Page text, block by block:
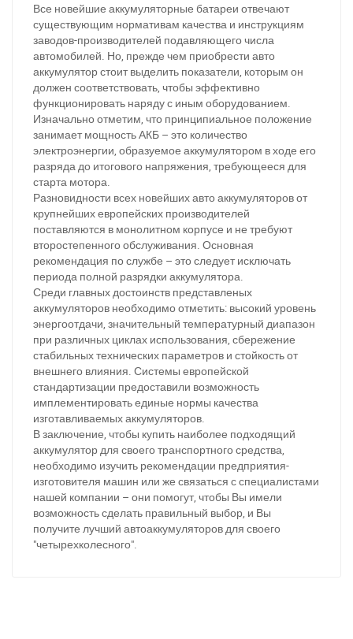
Все новейшие аккумуляторные батареи отвечают
существующим нормативам качества и инструкциям
заводов-производителей подавляющего числа
автомобилей. Но, прежде чем приобрести авто
аккумулятор стоит выделить показатели, которым он
должен соответствовать, чтобы эффективно
функционировать наряду с иным оборудованием.
Изначально отметим, что принципиальное положение
занимает мощность АКБ – это количество
электроэнергии, образуемое аккумулятором в ходе его
разряда до итогового напряжения, требующееся для
старта мотора.
Разновидности всех новейших авто аккумуляторов от
крупнейших европейских производителей
поставляются в монолитном корпусе и не требуют
второстепенного обслуживания. Основная
рекомендация по службе – это следует исключать
периода полной разрядки аккумулятора.
Среди главных достоинств представленых
аккумуляторов необходимо отметить: высокий уровень
энергоотдачи, значительный температурный диапазон
при различных циклах использования, сбережение
стабильных технических параметров и стойкость от
внешнего влияния. Системы европейской
стандартизации предоставили возможность
имплементировать единые нормы качества
изготавливаемых аккумуляторов.
В заключение, чтобы купить наиболее подходящий
аккумулятор для своего транспортного средства,
необходимо изучить рекомендации предприятия-
изготовителя машин или же связаться с специалистами
нашей компании – они помогут, чтобы Вы имели
возможность сделать правильный выбор, и Вы
получите лучший автоаккумуляторов для своего
"четырехколесного".